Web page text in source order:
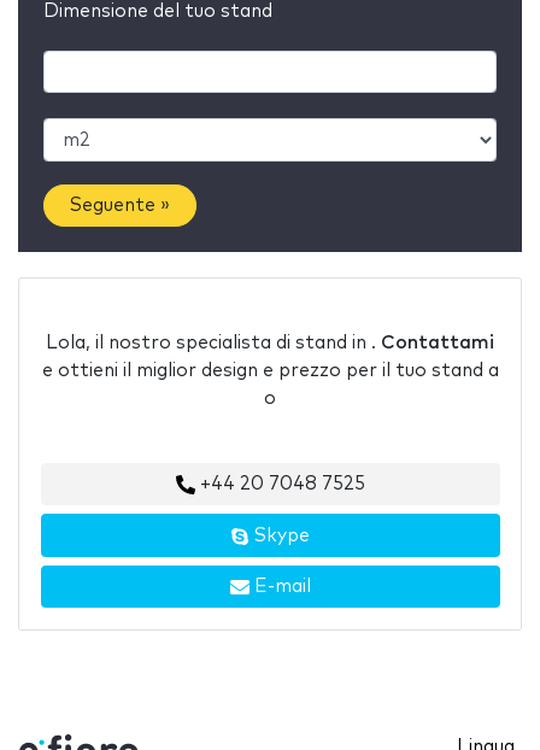
Dimensione del tuo stand
Seguente »
Lola, il nostro specialista di stand in . Contattami
e ottieni il miglior design e prezzo per il tuo stand a
o
+44 20 7048 7525
Skype
E-mail